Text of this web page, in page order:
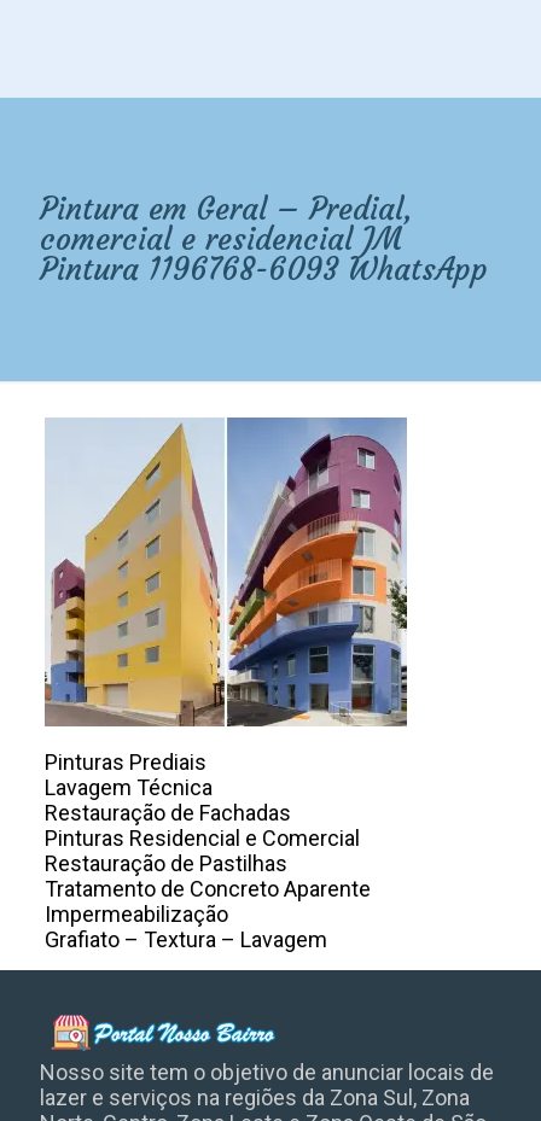
Pintura em Geral – Predial,
comercial e residencial JM
Pintura 1196768-6093 WhatsApp
Pinturas Prediais
Lavagem Técnica
Restauração de Fachadas
Pinturas Residencial e Comercial
Restauração de Pastilhas
Tratamento de Concreto Aparente
Impermeabilização
Grafiato – Textura – Lavagem
Nosso site tem o objetivo de anunciar locais de
lazer e serviços na regiões da Zona Sul, Zona